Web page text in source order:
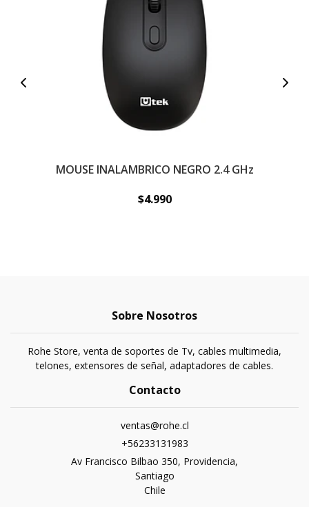
MOUSE INALAMBRICO NEGRO 2.4 GHz
$4.990
Sobre Nosotros
Rohe Store, venta de soportes de Tv, cables multimedia,
telones, extensores de señal, adaptadores de cables.
Contacto
ventas@rohe.cl
+56233131983
Av Francisco Bilbao 350, Providencia,
Santiago
Chile